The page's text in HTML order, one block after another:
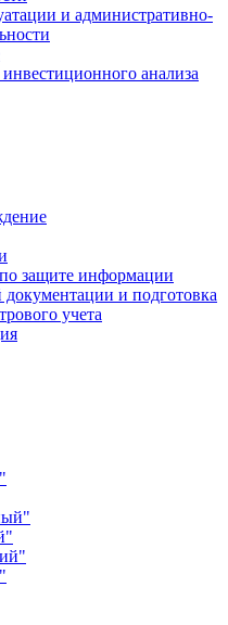
и административно-
анализа
защите информации
документации и подготовка
учета